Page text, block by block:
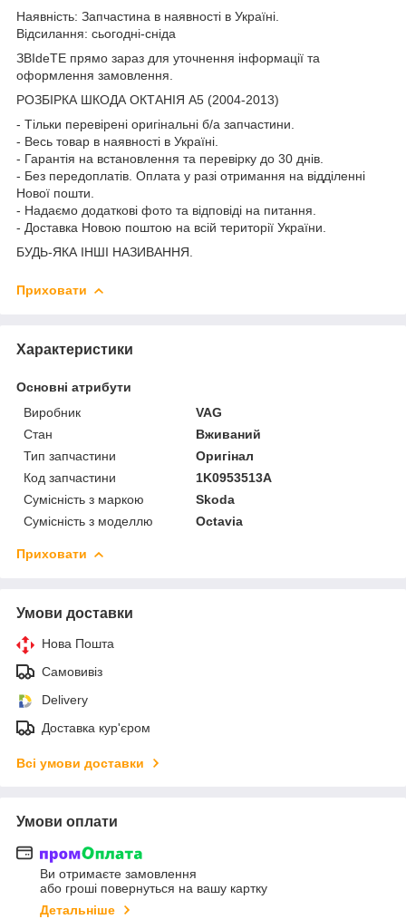
Наявність: Запчастина в наявності в Україні.
Відсилання: сьогодні-сніда
ЗВІdeТЕ прямо зараз для уточнення інформації та
оформлення замовлення.
РОЗБІРКА ШКОДА ОКТАНІЯ A5 (2004-2013)
- Тільки перевірені оригінальні б/а запчастини.
- Весь товар в наявності в Україні.
- Гарантія на встановлення та перевірку до 30 днів.
- Без передоплатів. Оплата у разі отримання на відділенні
Нової пошти.
- Надаємо додаткові фото та відповіді на питання.
- Доставка Новою поштою на всій території України.
БУДЬ-ЯКА ІНШІ НАЗИВАННЯ.
Приховати
Характеристики
Основні атрибути
Виробник
VAG
Стан
Вживаний
Тип запчастини
Оригінал
Код запчастини
1K0953513A
Сумісність з маркою
Skoda
Сумісність з моделлю
Octavia
Приховати
Умови доставки
Нова Пошта
Самовивіз
Delivery
Доставка кур'єром
Всі умови доставки
Умови оплати
Ви отримаєте замовлення
або гроші повернуться на вашу картку
Детальніше